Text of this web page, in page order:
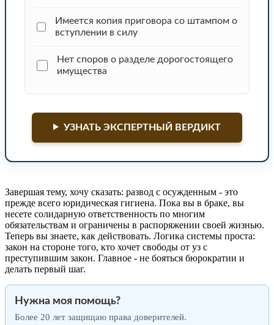
Имеется копия приговора со штампом о
вступлении в силу
Нет споров о разделе дорогостоящего
имущества
УЗНАТЬ ЭКСПЕРТНЫЙ ВЕРДИКТ
Завершая тему, хочу сказать: развод с осужденным - это
прежде всего юридическая гигиена. Пока вы в браке, вы
несете солидарную ответственность по многим
обязательствам и ограничены в распоряжении своей жизнью.
Теперь вы знаете, как действовать. Логика системы проста:
закон на стороне того, кто хочет свободы от уз с
преступившим закон. Главное - не бояться бюрократии и
делать первый шаг.
Нужна моя помощь?
Более 20 лет защищаю права доверителей.